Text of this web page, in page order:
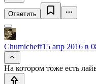
Ответить
Chumicheff15 апр 2016 в
На котором тоже есть